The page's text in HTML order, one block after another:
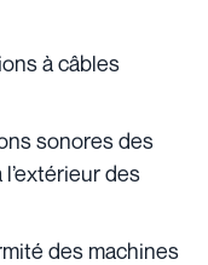
à câbles
sonores des
des
des machines